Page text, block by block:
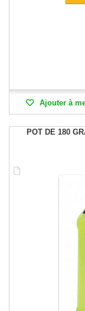
Ajouter à
POT DE 180